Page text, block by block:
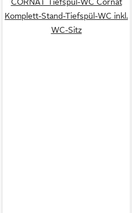
Komplett-Stand-Tiefspül-WC inkl.
WC-Sitz